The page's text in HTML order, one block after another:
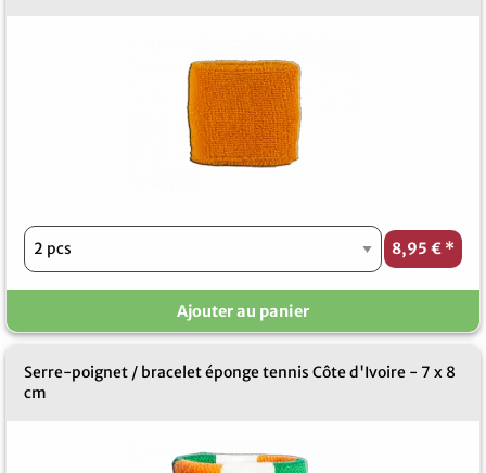
8,95 € *
Ajouter au panier
Serre-poignet / bracelet éponge tennis Côte d'Ivoire - 7 x 8
cm